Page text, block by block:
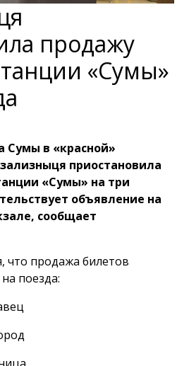
продажу
«Сумы»
Сумы в «красной»
приостановила
«Сумы» на три
объявление на
сообщает
что продажа билетов
поезда: